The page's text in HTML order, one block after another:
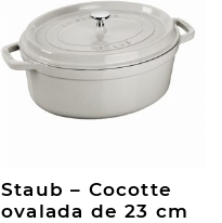
Staub – Cocotte
ovalada de 23 cm